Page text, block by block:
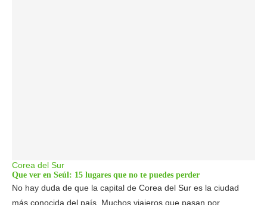
Corea del Sur
Que ver en Seúl: 15 lugares que no te puedes perder
No hay duda de que la capital de Corea del Sur es la ciudad
más conocida del país. Muchos viajeros que pasan por …